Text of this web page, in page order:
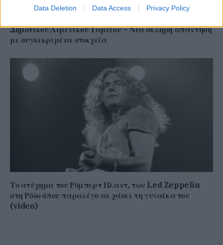
Data Deletion Data Access Privacy Policy
Δημοτικού Λιμενικού Ταμείου – Νέα σκληρή απάντηση
με συγκεκριμένα στοιχεία
Το ατύχημα του Ρόμπερτ Πλαντ, των Led Zeppelin
στη Ρόδο όπου παραλίγο να χάσει τη γυναίκα του
(video)